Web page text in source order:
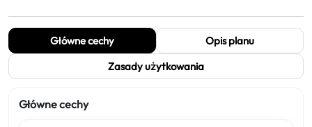
Główne cechy
Opis planu
Zasady użytkowania
Główne cechy